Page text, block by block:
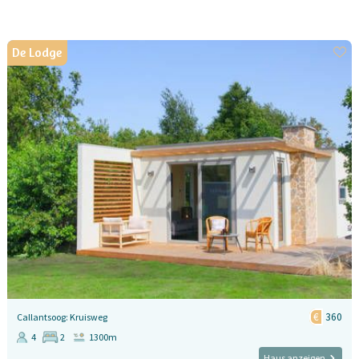
De Lodge
Callantsoog: Kruisweg 360
4 2
1300m